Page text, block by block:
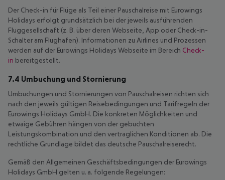
Der Check-in für Flüge als Teil einer Pauschalreise mit Eurowings
Holidays erfolgt grundsätzlich bei der jeweils ausführenden
Fluggesellschaft (z. B. über deren Webseite, App oder Check-in-
Schalter am Flughafen). Informationen zu Airlines und Prozessen
werden auf der Eurowings Holidays Webseite im Bereich Check-
in bereitgestellt.
7.4 Umbuchung und Stornierung
Umbuchungen und Stornierungen von Pauschalreisen richten sich
nach den jeweils gültigen Reisebedingungen und Tarifregeln der
Eurowings Holidays GmbH. Die konkreten Möglichkeiten und
etwaige Gebühren hängen von der gebuchten
Leistungskombination und den vertraglichen Konditionen ab. Die
rechtliche Grundlage bildet das deutsche Pauschalreiserecht.
Gemäß den Allgemeinen Geschäftsbedingungen der Eurowings
Holidays GmbH gelten u. a. folgende Regelungen: